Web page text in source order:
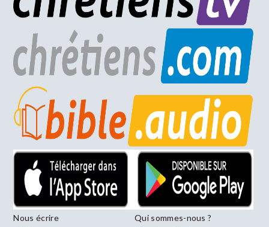
Nous écrire
Qui sommes-nous ?